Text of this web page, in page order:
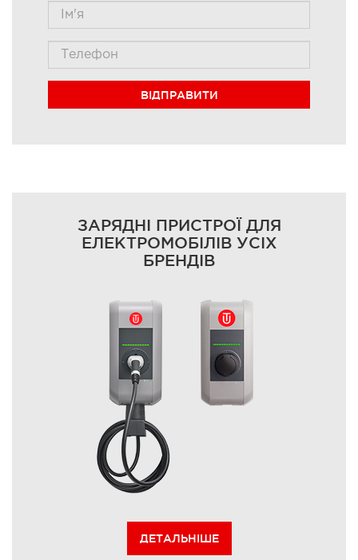
ВІДПРАВИТИ
ЗАРЯДНІ ПРИСТРОЇ ДЛЯ
ЕЛЕКТРОМОБІЛІВ УСІХ
БРЕНДІВ
ДЕТАЛЬНІШЕ